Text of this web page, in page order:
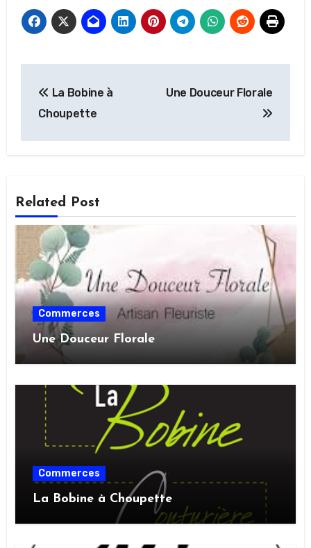
de
La Bobine à
Choupette
Une Douceur Florale
Related Post
Commerces
Une Douceur Florale
Commerces
La Bobine à Choupette